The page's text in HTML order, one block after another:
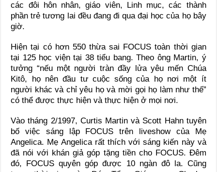
các đôi hôn nhân, giáo viên, Linh mục, các thành
phần trẻ tương lai đều đang đi qua đại học của họ bây
giờ.
Hiện tại có hơn 550 thừa sai FOCUS toàn thời gian
tại 125 học viện tại 38 tiểu bang. Theo ông Martin, ý
tưởng “nếu một người tràn đầy lửa yêu mến Chúa
Kitô, họ nên đầu tư cuộc sống của họ nơi một ít
người khác và chỉ yêu họ và mời gọi họ làm như thế”
có thể được thực hiện và thực hiện ở mọi nơi.
Vào tháng 2/1997, Curtis Martin và Scott Hahn tuyên
bố việc sáng lập FOCUS trên liveshow của Mẹ
Angelica. Mẹ Angelica rất thích với sáng kiến này và
đã nói với khán giả góp tặng tiền cho FOCUS. Đêm
đó, FOCUS quyên góp được 10 ngàn đô la. Cũng